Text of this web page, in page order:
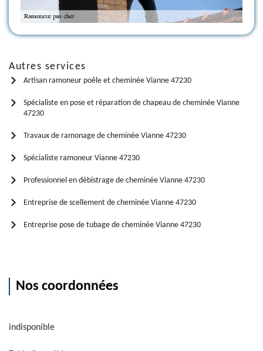
Autres services
Artisan ramoneur poêle et cheminée Vianne 47230
Spécialiste en pose et réparation de chapeau de cheminée Vianne
47230
Travaux de ramonage de cheminée Vianne 47230
Spécialiste ramoneur Vianne 47230
Professionnel en débistrage de cheminée Vianne 47230
Entreprise de scellement de cheminée Vianne 47230
Entreprise pose de tubage de cheminée Vianne 47230
Nos coordonnées
indisponible